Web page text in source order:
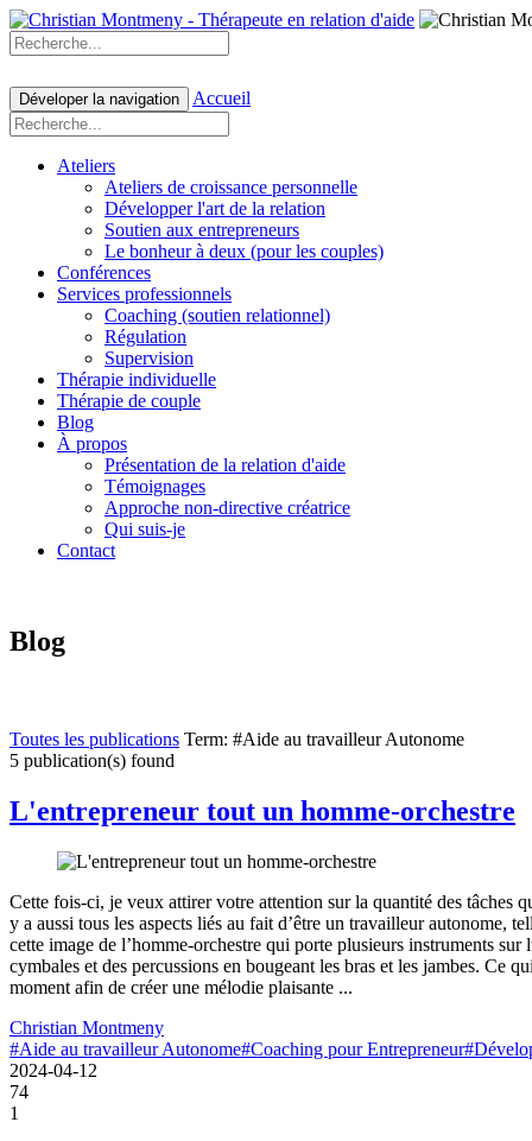
Déveloper la navigation Accueil
Ateliers
Ateliers de croissance personnelle
Développer l'art de la relation
Soutien aux entrepreneurs
Le bonheur à deux (pour les couples)
Conférences
Services professionnels
Coaching (soutien relationnel)
Régulation
Supervision
Thérapie individuelle
Thérapie de couple
Blog
À propos
Présentation de la relation d'aide
Témoignages
Approche non-directive créatrice
Qui suis-je
Contact
Blog
Toutes les publications Term: #Aide au travailleur Autonome
5 publication(s) found
L'entrepreneur tout un homme-orchestre
Cette fois-ci, je veux attirer votre attention sur la quantité des tâches
y a aussi tous les aspects liés au fait d’être un travailleur autonome,
cette image de l’homme-orchestre qui porte plusieurs instruments
cymbales et des percussions en bougeant les bras et les jambes. Ce
moment afin de créer une mélodie plaisante ...
Christian Montmeny
#Aide au travailleur Autonome#Coaching pour Entrepreneur
2024-04-12
74
1